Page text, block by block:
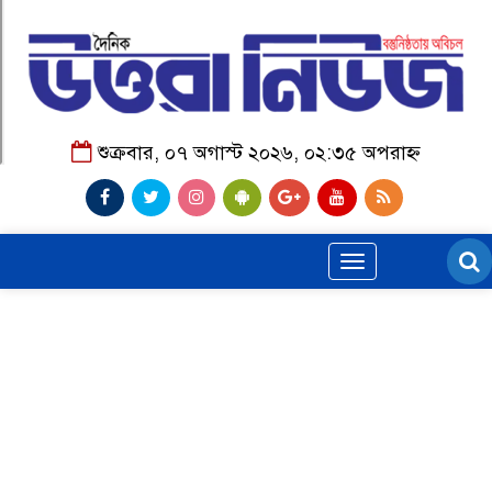
শুক্রবার, ০৭ অগাস্ট ২০২৬, ০২:৩৫ অপরাহ্ন
Toggle
navigation